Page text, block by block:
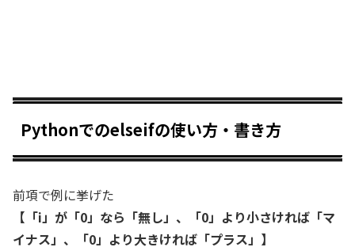
Pythonでのelseifの使い方・書き方
前項で例に挙げた
【「i」が「0」なら「無し」、「0」より小さければ「マ
イナス」、「0」より大きければ「プラス」】